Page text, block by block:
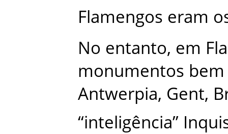
Flamengos eram
No entanto, em
monumentos bem
Antwerpia, Gent,
“inteligência”